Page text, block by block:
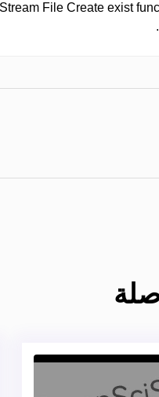
Stream File Create exist